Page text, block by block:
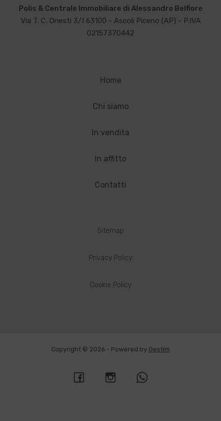
Polis & Centrale Immobiliare di Alessandro Belfiore
Via T. C. Onesti 3/I 63100 - Ascoli Piceno (AP) - P.IVA
02157370442
Home
Chi siamo
In vendita
In affitto
Contatti
Sitemap
Privacy Policy
Cookie Policy
Copyright © 2026 - Powered by Gestim